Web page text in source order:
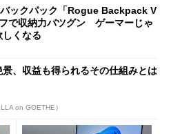
ックパック「Rogue Backpack V
で収納力バツグン ゲーマーじゃ
くなる
景、収益も得られるその仕組みとは
on GOETHE）